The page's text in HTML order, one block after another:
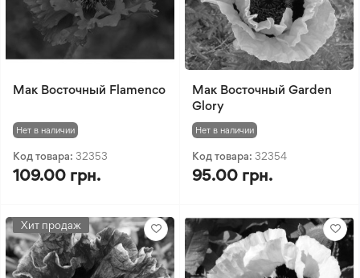
Мак Восточный Flamenco
Нет в наличии
Код товара: 32353
109.00 грн.
Мак Восточный Garden
Glory
Нет в наличии
Код товара: 32354
95.00 грн.
Хит продаж